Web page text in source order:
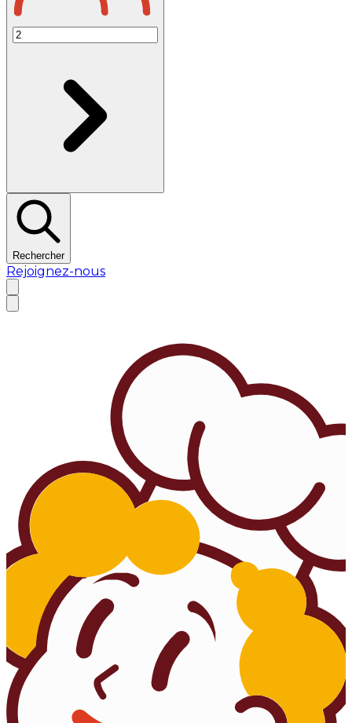
Rechercher
Rejoignez-nous